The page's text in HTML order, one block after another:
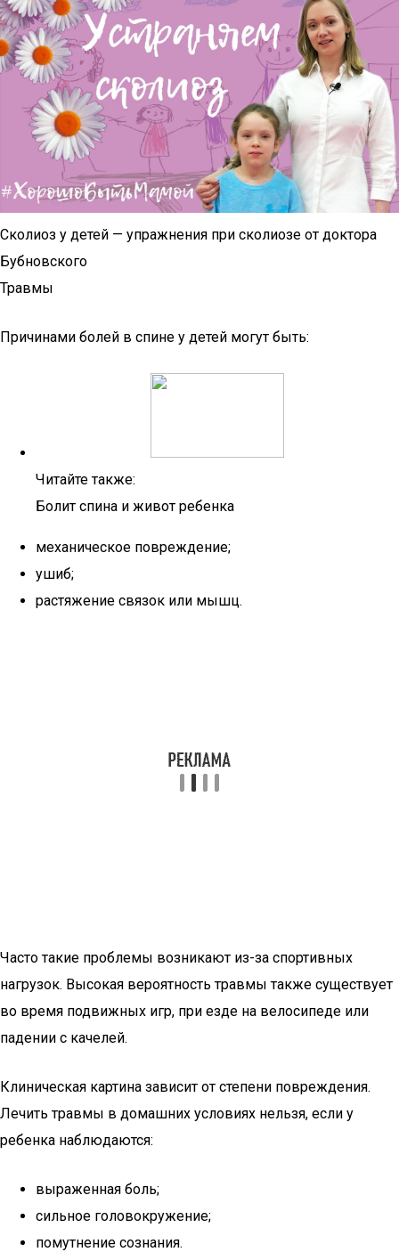
Сколиоз у детей — упражнения при сколиозе от доктора
Бубновского
Травмы
Причинами болей в спине у детей могут быть:
Читайте также:
Болит спина и живот ребенка
механическое повреждение;
ушиб;
растяжение связок или мышц.
Часто такие проблемы возникают из-за спортивных
нагрузок. Высокая вероятность травмы также существует
во время подвижных игр, при езде на велосипеде или
падении с качелей.
Клиническая картина зависит от степени повреждения.
Лечить травмы в домашних условиях нельзя, если у
ребенка наблюдаются:
выраженная боль;
сильное головокружение;
помутнение сознания.